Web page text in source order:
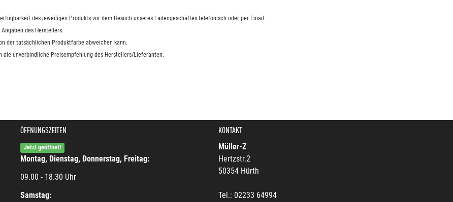
des jeweiligen Produkts vor dem Besuch unseres Ladengeschäftes telefonisch oder per Email.
des Herstellers.
der tatsächlichen Produktfarbe abweichen kann.
die unverbindliche Preisempfehlung des Herstellers/Lieferanten.
ÖFFNUNGSZEITEN
Jetzt geöffnet!
Montag, Dienstag, Donnerstag, Freitag:
09.00 - 18.30 Uhr
Samstag:
KONTAKT
Müller-Z
Hertzstr.2
50354 Hürth
Tel.: 02233 64994